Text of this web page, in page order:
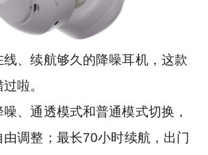
、续航够久的降噪耳机，这款
啦。
、通透模式和普通模式切换，
调整；最长70小时续航，出门